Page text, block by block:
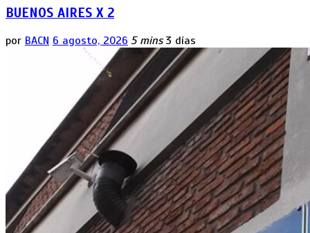
BUENOS AIRES X 2
por BACN 6 agosto, 2026 5 mins 3 días